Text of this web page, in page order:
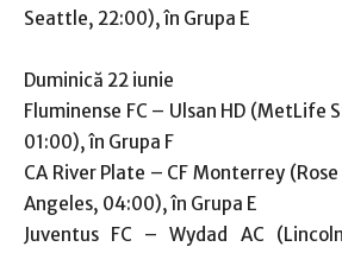
Seattle, 22:00), în Grupa E
Duminică 22 iunie
Fluminense FC – Ulsan HD (MetLife
01:00), în Grupa F
CA River Plate – CF Monterrey
Angeles, 04:00), în Grupa E
Juventus FC – Wydad AC